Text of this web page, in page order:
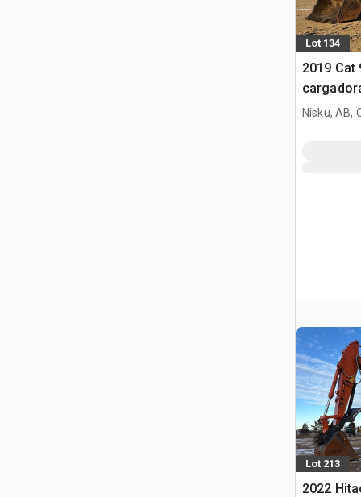
Lot 134
2019 Cat
Nisku, AB,
Lot 213
2022